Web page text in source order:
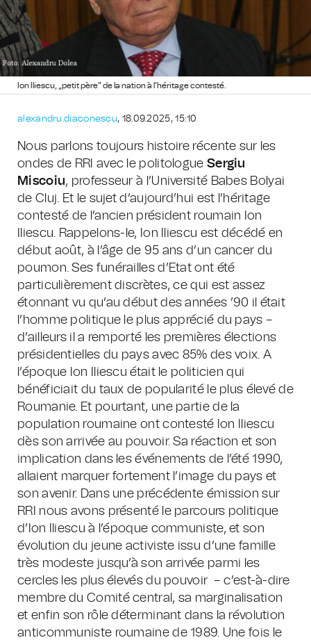
Ion Iliescu, „petit père” de la nation à l’héritage contesté.
alexandru.diaconescu, 18.09.2025, 15:10
Nous parlons toujours histoire récente sur les
ondes de RRI avec le politologue Sergiu
Miscoiu, professeur à l’Université Babes Bolyai
de Cluj. Et le sujet d’aujourd’hui est l’héritage
contesté de l’ancien président roumain Ion
Iliescu. Rappelons-le, Ion Iliescu est décédé en
début août, à l’âge de 95 ans d’un cancer du
poumon. Ses funérailles d’Etat ont été
particulièrement discrètes, ce qui est assez
étonnant vu qu’au début des années ’90 il était
l’homme politique le plus apprécié du pays –
d’ailleurs il a remporté les premières élections
présidentielles du pays avec 85% des voix. A
l’époque Ion Iliescu était le politicien qui
bénéficiait du taux de popularité le plus élevé de
Roumanie. Et pourtant, une partie de la
population roumaine ont contesté Ion Iliescu
dès son arrivée au pouvoir. Sa réaction et son
implication dans les événements de l’été 1990,
allaient marquer fortement l’image du pays et
son avenir. Dans une précédente émission sur
RRI nous avons présenté le parcours politique
d’Ion Iliescu à l’époque communiste, et son
évolution du jeune activiste issu d’une famille
très modeste jusqu’à son arrivée parmi les
cercles les plus élevés du pouvoir – c’est-à-dire
membre du Comité central, sa marginalisation
et enfin son rôle déterminant dans la révolution
anticommuniste roumaine de 1989. Une fois le